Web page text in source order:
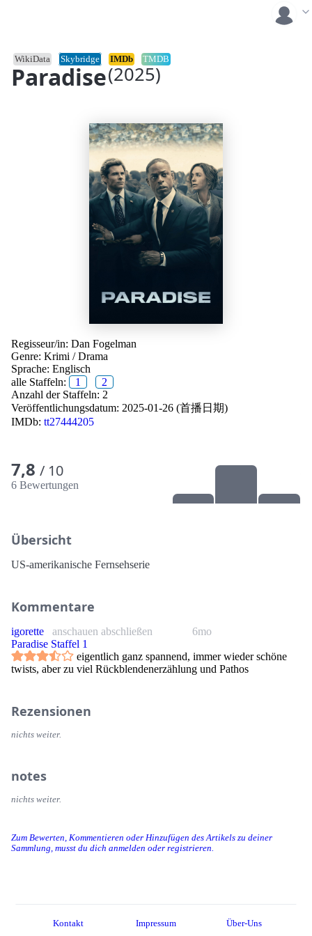
Paradise (2025)
WikiData Skybridge IMDb TMDB
Zum Bewerten, Kommentieren oder Hinzufügen des Artikels zu deiner
Sammlung, musst du dich anmelden oder registrieren.
Regisseur/in: Dan Fogelman
Genre: Krimi /Drama
Sprache: Englisch
alle Staffeln:
1
2
Anzahl der Staffeln: 2
Veröffentlichungsdatum: 2025-01-26 (首播日期)
IMDb: tt27444205
7,8 / 10
6 Bewertungen
Übersicht
US-amerikanische Fernsehserie
Kommentare
6mo
igorette
anschauen abschließen
Paradise Staffel 1
eigentlich ganz spannend, immer wieder schöne
twists, aber zu viel Rückblendenerzählung und Pathos
Rezensionen
nichts weiter.
notes
nichts weiter.
Kontakt Impressum Über-Uns